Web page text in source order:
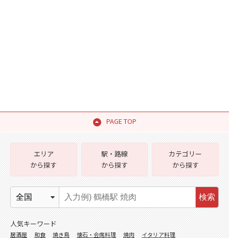
PAGE TOP
エリア
から探す
駅・路線
から探す
カテゴリー
から探す
検索
人気キーワード
居酒屋 和食 焼き鳥 懐石・会席料理 焼肉
イタリア料理